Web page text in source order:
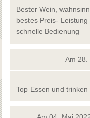
Bester Wein,
bestes Preis-
schnelle Bedienung
Am
Top Essen und